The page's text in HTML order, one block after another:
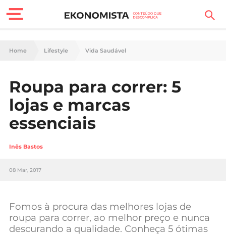
Finanças Pessoais
Carreira
Casa
Lifestyle
Sociedade
Negócios
Home Lifestyle Vida Saudável
Roupa para correr: 5
lojas e marcas
essenciais
Inês Bastos
08 Mar, 2017
Fomos à procura das melhores lojas de
roupa para correr, ao melhor preço e nunca
descurando a qualidade. Conheça 5 ótimas